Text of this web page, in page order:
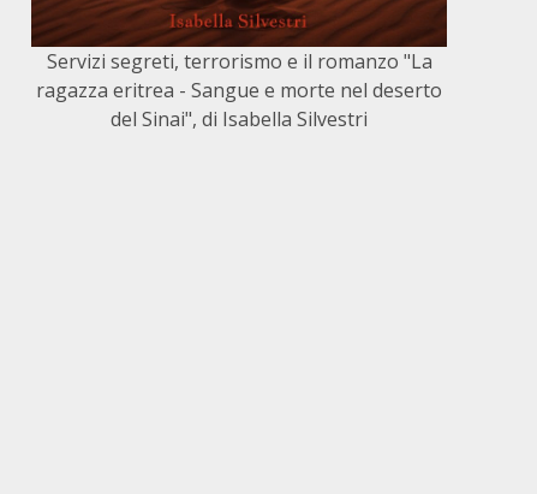
Servizi segreti, terrorismo e il romanzo "La
ragazza eritrea - Sangue e morte nel deserto
del Sinai", di Isabella Silvestri